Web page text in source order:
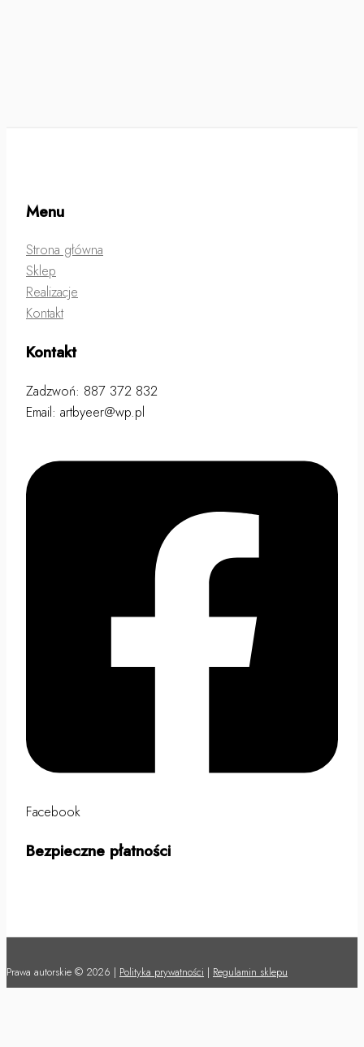
Menu
Strona główna
Sklep
Realizacje
Kontakt
Kontakt
Zadzwoń: 887 372 832
Email: artbyeer@wp.pl
Facebook
Bezpieczne płatności
Prawa autorskie © 2026 | Polityka prywatności | Regulamin sklepu